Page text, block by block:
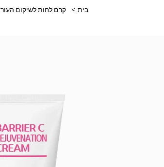
בית > קרם לחות לשיקום העור 100 מ"ל